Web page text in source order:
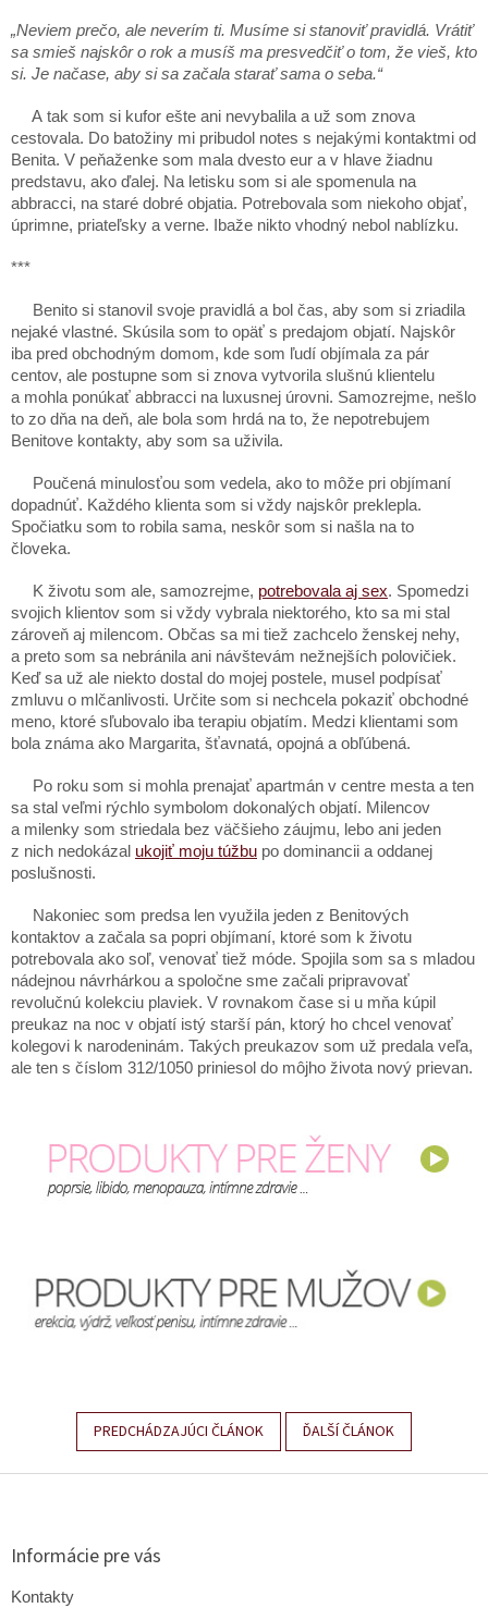
„Neviem prečo, ale neverím ti. Musíme si stanoviť pravidlá. Vrátiť
sa smieš najskôr o rok a musíš ma presvedčiť o tom, že vieš, kto
si. Je načase, aby si sa začala starať sama o seba.“
A tak som si kufor ešte ani nevybalila a už som znova
cestovala. Do batožiny mi pribudol notes s nejakými kontaktmi od
Benita. V peňaženke som mala dvesto eur a v hlave žiadnu
predstavu, ako ďalej. Na letisku som si ale spomenula na
abbracci, na staré dobré objatia. Potrebovala som niekoho objať,
úprimne, priateľsky a verne. Ibaže nikto vhodný nebol nablízku.
***
Benito si stanovil svoje pravidlá a bol čas, aby som si zriadila
nejaké vlastné. Skúsila som to opäť s predajom objatí. Najskôr
iba pred obchodným domom, kde som ľudí objímala za pár
centov, ale postupne som si znova vytvorila slušnú klientelu
a mohla ponúkať abbracci na luxusnej úrovni. Samozrejme, nešlo
to zo dňa na deň, ale bola som hrdá na to, že nepotrebujem
Benitove kontakty, aby som sa uživila.
Poučená minulosťou som vedela, ako to môže pri objímaní
dopadnúť. Každého klienta som si vždy najskôr preklepla.
Spočiatku som to robila sama, neskôr som si našla na to
človeka.
K životu som ale, samozrejme, potrebovala aj sex. Spomedzi
svojich klientov som si vždy vybrala niektorého, kto sa mi stal
zároveň aj milencom. Občas sa mi tiež zachcelo ženskej nehy,
a preto som sa nebránila ani návštevám nežnejších polovičiek.
Keď sa už ale niekto dostal do mojej postele, musel podpísať
zmluvu o mlčanlivosti. Určite som si nechcela pokaziť obchodné
meno, ktoré sľubovalo iba terapiu objatím. Medzi klientami som
bola známa ako Margarita, šťavnatá, opojná a obľúbená.
Po roku som si mohla prenajať apartmán v centre mesta a ten
sa stal veľmi rýchlo symbolom dokonalých objatí. Milencov
a milenky som striedala bez väčšieho záujmu, lebo ani jeden
z nich nedokázal ukojiť moju túžbu po dominancii a oddanej
poslušnosti.
Nakoniec som predsa len využila jeden z Benitových
kontaktov a začala sa popri objímaní, ktoré som k životu
potrebovala ako soľ, venovať tiež móde. Spojila som sa s mladou
nádejnou návrhárkou a spoločne sme začali pripravovať
revolučnú kolekciu plaviek. V rovnakom čase si u mňa kúpil
preukaz na noc v objatí istý starší pán, ktorý ho chcel venovať
kolegovi k narodeninám. Takých preukazov som už predala veľa,
ale ten s číslom 312/1050 priniesol do môjho života nový prievan.
PREDCHÁDZAJÚCI ČLÁNOK ĎALŠÍ ČLÁNOK
Z
Informácie pre vás
Kontakty